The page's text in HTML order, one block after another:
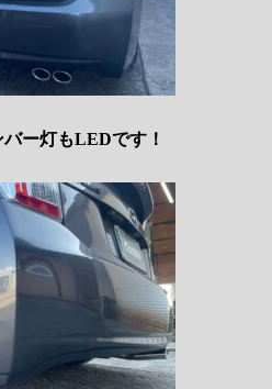
ー灯もLEDです！